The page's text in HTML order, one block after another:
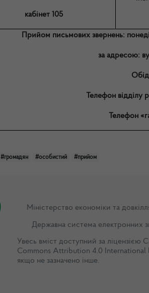
кабінет 105
Прийом письмових звернень:
за адресою:
Телефон відділу
Телефон
#громадян #особистий #прийом
Міністерство економіки та
Державна система електронних
Увесь вміст доступний за ліцензією
Commons Attribution 4.0 International
якщо не зазначено інше.